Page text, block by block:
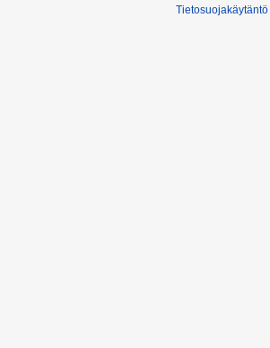
Tietosuojakäytäntö